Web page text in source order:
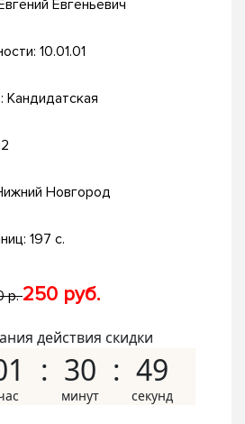
Евгеньевич
10.01.01
Кандидатская
Новгород
197 с.
р.250 руб.
действия скидки
30 48